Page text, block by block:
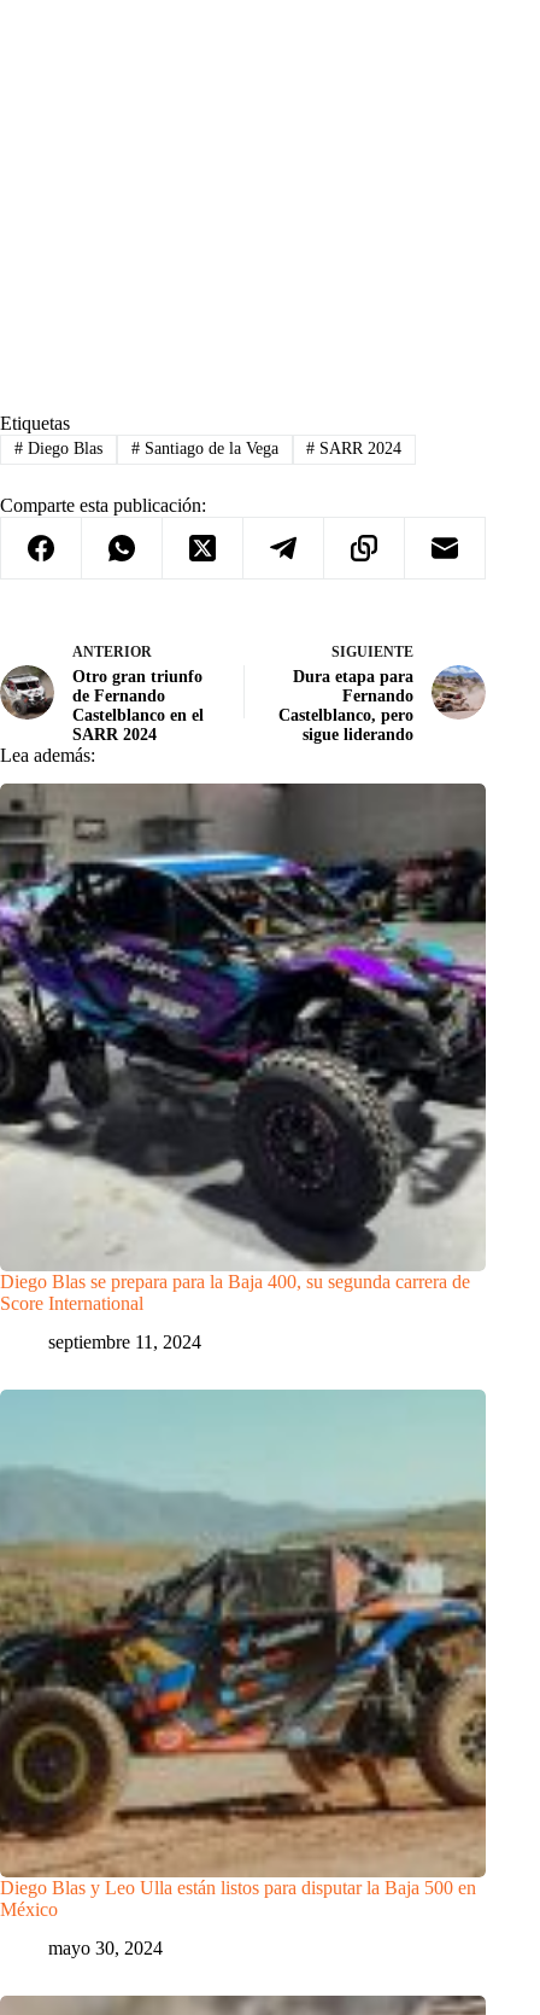
Etiquetas
#Diego Blas #Santiago de la Vega # SARR 2024
Comparte esta publicación:
ANTERIOR
Otro gran triunfo
de Fernando
Castelblanco en el
SARR 2024
SIGUIENTE
Dura etapa para
Fernando
Castelblanco, pero
sigue liderando
Lea además:
Diego Blas se prepara para la Baja 400, su segunda carrera de
Score International
septiembre 11, 2024
Diego Blas y Leo Ulla están listos para disputar la Baja 500 en
México
mayo 30, 2024